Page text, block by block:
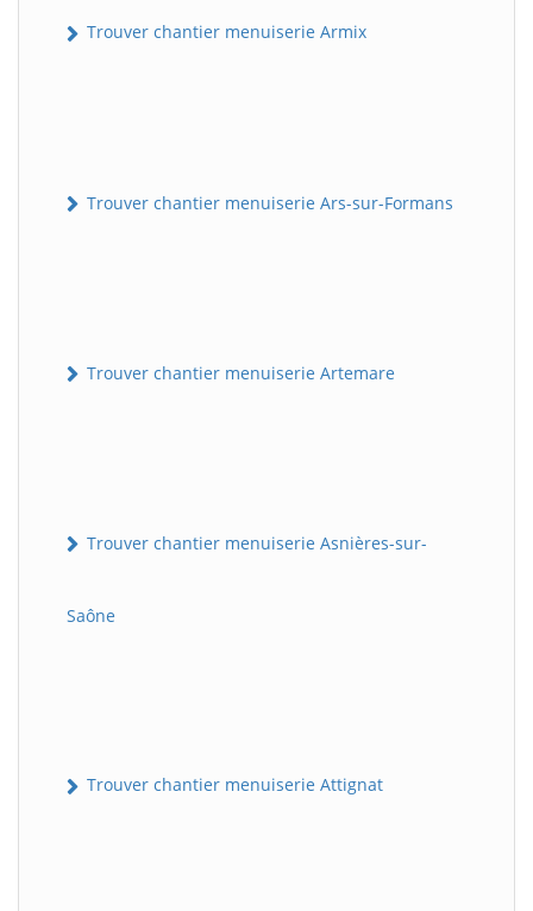
Trouver chantier menuiserie Armix
Trouver chantier menuiserie Ars-sur-Formans
Trouver chantier menuiserie Artemare
Trouver chantier menuiserie Asnières-sur-
Saône
Trouver chantier menuiserie Attignat